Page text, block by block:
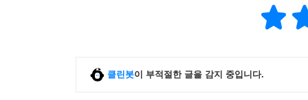
취재원에 대한 거짓과 권리 침해: 몰래카메라 중심
클린봇이 부적절한 글을 감지 중입니다.